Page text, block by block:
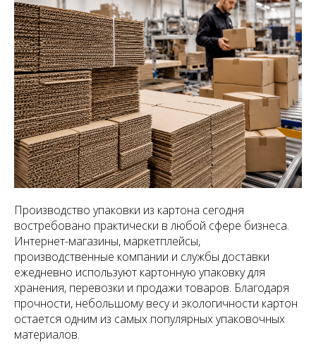
Производство упаковки из картона сегодня
востребовано практически в любой сфере бизнеса.
Интернет-магазины, маркетплейсы,
производственные компании и службы доставки
ежедневно используют картонную упаковку для
хранения, перевозки и продажи товаров. Благодаря
прочности, небольшому весу и экологичности картон
остается одним из самых популярных упаковочных
материалов.